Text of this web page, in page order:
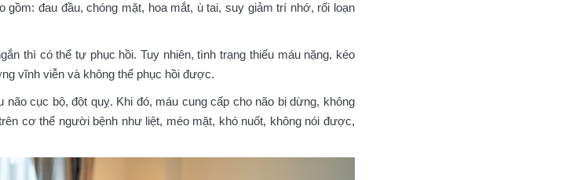
đau đầu, chóng mặt, hoa mắt, ù tai, suy giảm trí nhớ, rối loạn
thì có thể tự phục hồi. Tuy nhiên, tình trạng thiếu máu nặng, kéo
vĩnh viễn và không thể phục hồi được.
cục bộ, đột quỵ. Khi đó, máu cung cấp cho não bị dừng, không
cơ thể người bệnh như liệt, méo mặt, khó nuốt, không nói được,